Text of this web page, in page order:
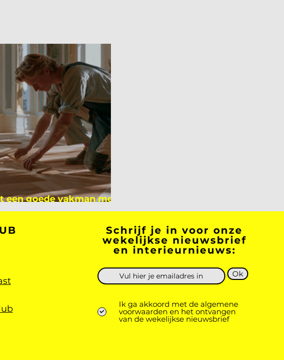
een goede vakman meer
gemiddelde academicus?
Schrijf je in voor onze
wekelijkse nieuwsbrief
en interieurnieuws:
Ok
Ik ga akkoord met de algemene
voorwaarden en het ontvangen
van de wekelijkse nieuwsbrief